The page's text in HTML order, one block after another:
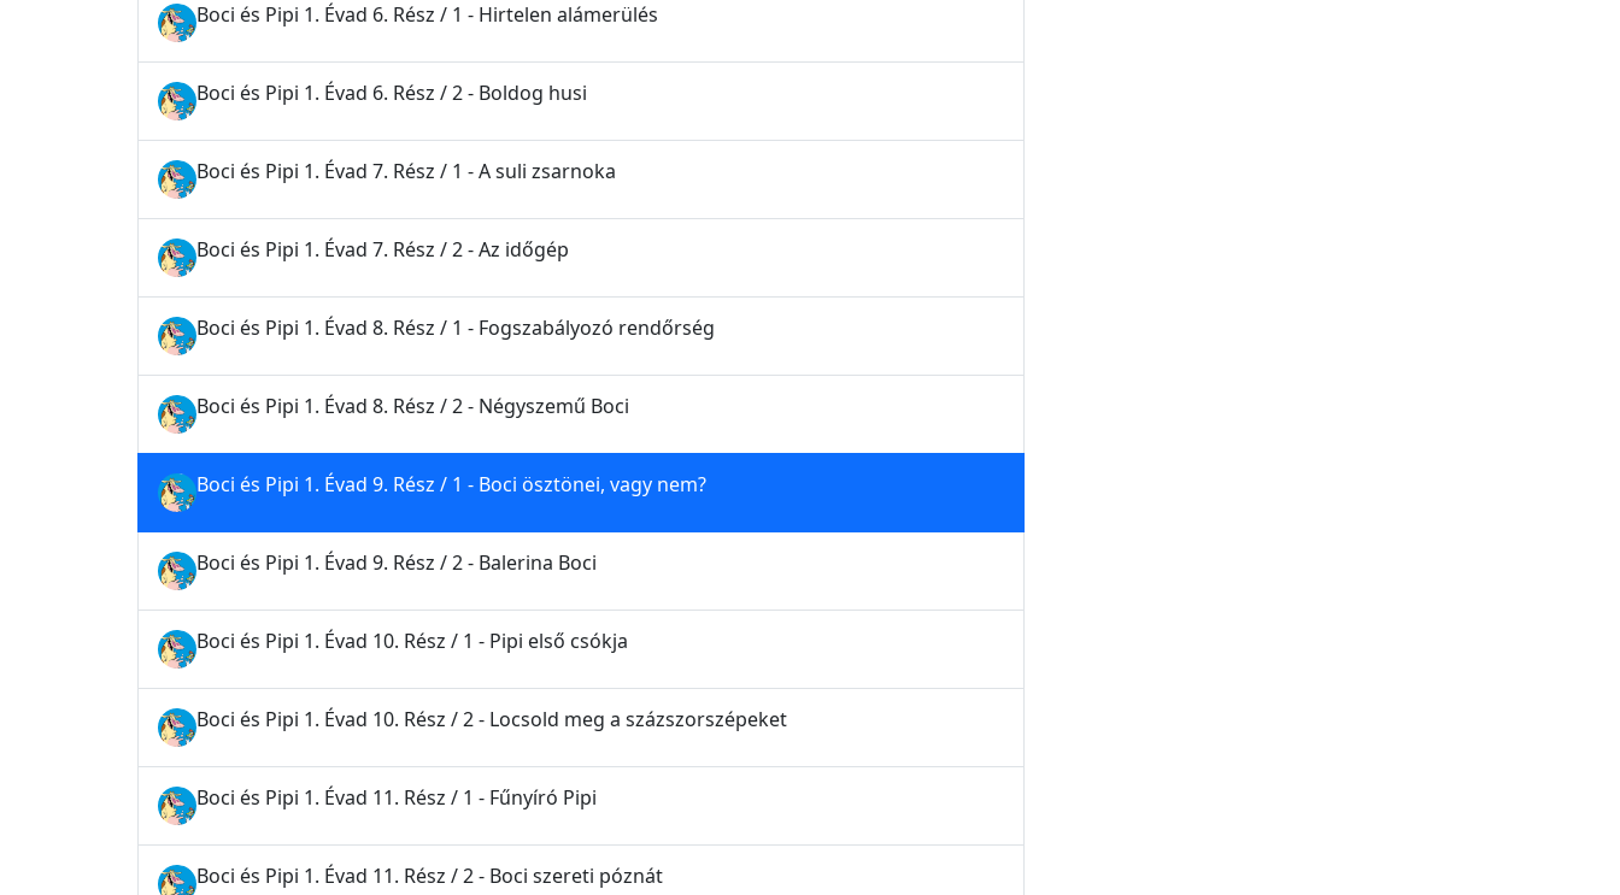
Boci és Pipi 1. Évad 6. Rész / 1 - Hirtelen alámerülés
Boci és Pipi 1. Évad 6. Rész / 2 - Boldog husi
Boci és Pipi 1. Évad 7. Rész / 1 - A suli zsarnoka
Boci és Pipi 1. Évad 7. Rész / 2 - Az időgép
Boci és Pipi 1. Évad 8. Rész / 1 - Fogszabályozó rendőrség
Boci és Pipi 1. Évad 8. Rész / 2 - Négyszemű Boci
Boci és Pipi 1. Évad 9. Rész / 1 - Boci ösztönei, vagy nem?
Boci és Pipi 1. Évad 9. Rész / 2 - Balerina Boci
Boci és Pipi 1. Évad 10. Rész / 1 - Pipi első csókja
Boci és Pipi 1. Évad 10. Rész / 2 - Locsold meg a százszorszépeket
Boci és Pipi 1. Évad 11. Rész / 1 - Fűnyíró Pipi
Boci és Pipi 1. Évad 11. Rész / 2 - Boci szereti póznát